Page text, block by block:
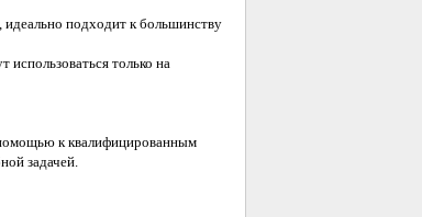
подходит к большинству
только на
помощью к квалифицированным
задачей.